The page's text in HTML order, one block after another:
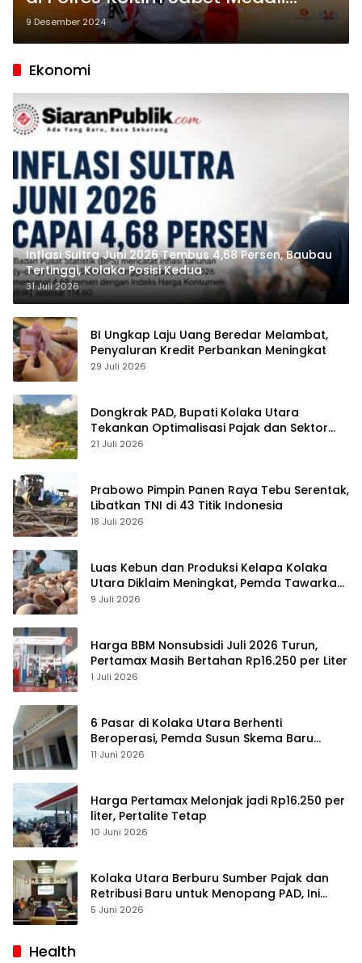
Emas di Ajang Asian Open Police
Taekwondo Championship 2024
9 Desember 2024
Ekonomi
Inflasi Sultra Juni 2026 Tembus 4,68 Persen, Baubau
Tertinggi, Kolaka Posisi Kedua
31 Juli 2026
BI Ungkap Laju Uang Beredar Melambat,
Penyaluran Kredit Perbankan Meningkat
29 Juli 2026
Dongkrak PAD, Bupati Kolaka Utara
Tekankan Optimalisasi Pajak dan Sektor
Tambang
21 Juli 2026
Prabowo Pimpin Panen Raya Tebu Serentak,
Libatkan TNI di 43 Titik Indonesia
18 Juli 2026
Luas Kebun dan Produksi Kelapa Kolaka
Utara Diklaim Meningkat, Pemda Tawarkan
Peluang Investasi
9 Juli 2026
Harga BBM Nonsubsidi Juli 2026 Turun,
Pertamax Masih Bertahan Rp16.250 per Liter
1 Juli 2026
6 Pasar di Kolaka Utara Berhenti
Beroperasi, Pemda Susun Skema Baru
Pulihkan Perdagangan
11 Juni 2026
Harga Pertamax Melonjak jadi Rp16.250 per
liter, Pertalite Tetap
10 Juni 2026
Kolaka Utara Berburu Sumber Pajak dan
Retribusi Baru untuk Menopang PAD, Ini
Daftarnya
5 Juni 2026
Health